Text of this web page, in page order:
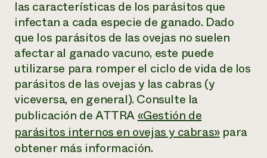
las características de los parásitos que
infectan a cada especie de ganado. Dado
que los parásitos de las ovejas no suelen
afectar al ganado vacuno, este puede
utilizarse para romper el ciclo de vida de los
parásitos de las ovejas y las cabras (y
viceversa, en general). Consulte la
publicación de ATTRA«Gestión de
parásitos internos en ovejas y cabras»para
obtener más información.